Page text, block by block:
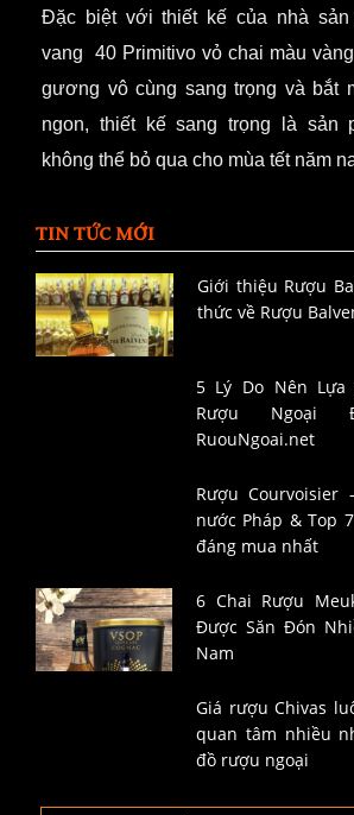
Đặc biệt với thiết kế của nhà
vang 40 Primitivo vỏ chai màu
gương vô cùng sang trọng và bắt
ngon, thiết kế sang trọng là sản
không thể bỏ qua cho mùa tết năm
TIN TỨC MỚI
Giới thiệu Rượu
thức về Rượu
5 Lý Do Nên Lựa
Rượu Ngoại
RuouNgoai.net
Rượu Courvoisier
nước Pháp & Top
đáng mua nhất
6 Chai Rượu
Được Săn Đón
Nam
Giá rượu Chivas
quan tâm nhiều
đồ rượu ngoại